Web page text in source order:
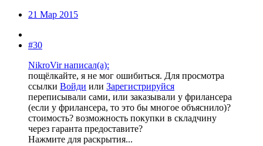
21 Мар 2015
#30
NikroVir написал(а):
пощёлкайте, я не мог ошибиться. Для просмотра
ссылки Войди или Зарегистрируйся
переписывали сами, или заказывали у фрилансера
(если у фрилансера, то это бы многое объяснило)?
стоимость? возможность покупки в складчину
через гаранта предоставите?
Нажмите для раскрытия...